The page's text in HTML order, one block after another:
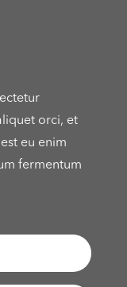
orci, et
eu enim
fermentum